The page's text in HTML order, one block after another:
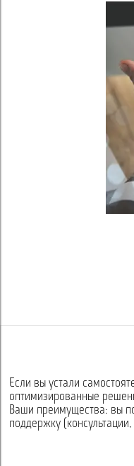
Если вы устали
оптимизированные
Ваши преимущества: вы
поддержку